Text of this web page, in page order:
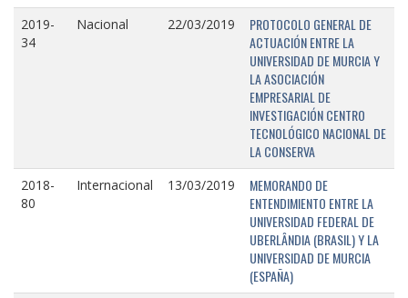
2019-
34
Nacional 22/03/2019
PROTOCOLO GENERAL DE
ACTUACIÓN ENTRE LA
UNIVERSIDAD DE MURCIA Y
LA ASOCIACIÓN
EMPRESARIAL DE
INVESTIGACIÓN CENTRO
TECNOLÓGICO NACIONAL DE
LA CONSERVA
2018-
80
Internacional 13/03/2019
MEMORANDO DE
ENTENDIMIENTO ENTRE LA
UNIVERSIDAD FEDERAL DE
UBERLÂNDIA (BRASIL) Y LA
UNIVERSIDAD DE MURCIA
(ESPAÑA)